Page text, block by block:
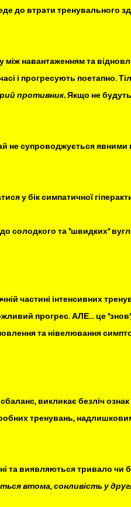
до втрати тренувального
між навантаженням та
і прогресують поетапно.
противник. Якщо не будуть
не супроводжується явними
у бік симпатичної
до солодкого та "швидких"
частині інтенсивних
прогрес. АЛЕ... це
та нівелювання
викликає безліч ознак
тренувань,
та виявляються тривало чи
втома, сонливість у